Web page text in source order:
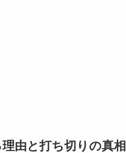
由と打ち切りの真相